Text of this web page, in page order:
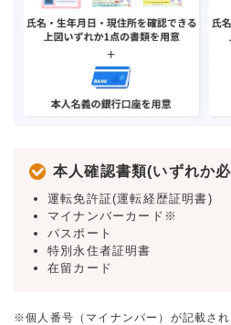
本人確認書類(いずれか
運転免許証(運転経歴証明書)
マイナンバーカード※
パスポート
特別永住者証明書
在留カード
※個人番号（マイナンバー）が記載さ